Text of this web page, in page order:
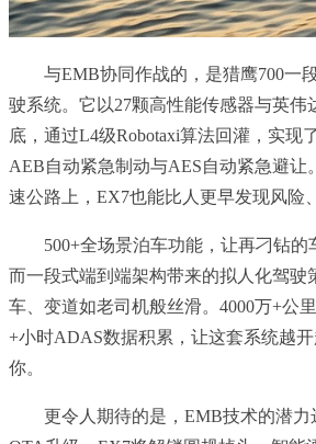
与EMB协同作战的，是猎鹰700一
驶系统。它以27颗高性能传感器与英伟
底，通过L4级Robotaxi算法回灌，实现
AEB自动紧急制动与AES自动紧急避让
速公路上，EX7也能比人更早发现风险
500+全场景泊车功能，让再刁钻的
而一段式端到端架构带来的拟人化驾驶
车、变道如老司机般丝滑。4000万+公
+小时ADAS数据积累，让这套系统越
你。
更令人期待的是，EMB技术的潜力